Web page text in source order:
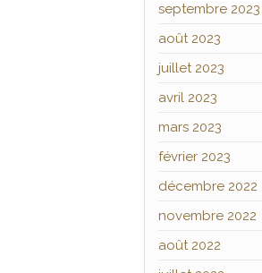
septembre 2023
août 2023
juillet 2023
avril 2023
mars 2023
février 2023
décembre 2022
novembre 2022
août 2022